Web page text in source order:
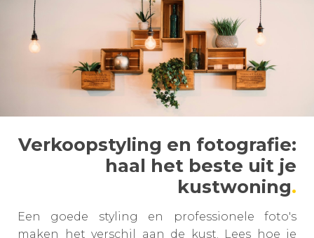
Verkoopstyling en fotografie:
haal het beste uit je
kustwoning
Een goede styling en professionele foto's
maken het verschil aan de kust. Lees hoe je